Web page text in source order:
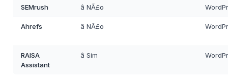
SEMrush â NÃ£o
Ahrefs â NÃ£o
RAISA
Assistant
â Sim